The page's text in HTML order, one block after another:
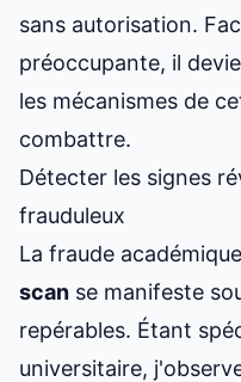
sans autorisation.
préoccupante, il
les mécanismes de
combattre.
Détecter les signes
frauduleux
La fraude
scan se manifeste
repérables. Étant
universitaire,